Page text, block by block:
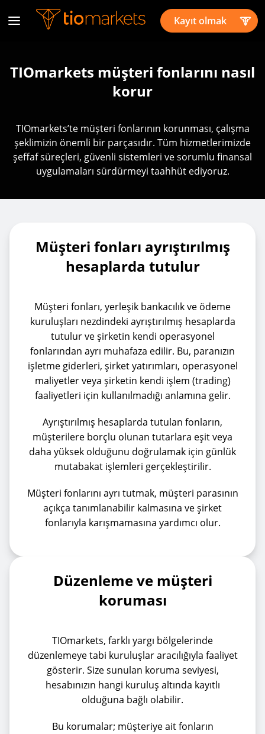
Kayıt olmak
TIOmarkets müşteri fonlarını nasıl
korur
TIOmarkets’te müşteri fonlarının korunması, çalışma
şeklimizin önemli bir parçasıdır. Tüm hizmetlerimizde
şeffaf süreçleri, güvenli sistemleri ve sorumlu finansal
uygulamaları sürdürmeyi taahhüt ediyoruz.
Müşteri fonları ayrıştırılmış
hesaplarda tutulur
Müşteri fonları, yerleşik bankacılık ve ödeme
kuruluşları nezdindeki ayrıştırılmış hesaplarda
tutulur ve şirketin kendi operasyonel
fonlarından ayrı muhafaza edilir. Bu, paranızın
işletme giderleri, şirket yatırımları, operasyonel
maliyetler veya şirketin kendi işlem (trading)
faaliyetleri için kullanılmadığı anlamına gelir.
Ayrıştırılmış hesaplarda tutulan fonların,
müşterilere borçlu olunan tutarlara eşit veya
daha yüksek olduğunu doğrulamak için günlük
mutabakat işlemleri gerçekleştirilir.
Müşteri fonlarını ayrı tutmak, müşteri parasının
açıkça tanımlanabilir kalmasına ve şirket
fonlarıyla karışmamasına yardımcı olur.
Düzenleme ve müşteri
koruması
TIOmarkets, farklı yargı bölgelerinde
düzenlemeye tabi kuruluşlar aracılığıyla faaliyet
gösterir. Size sunulan koruma seviyesi,
hesabınızın hangi kuruluş altında kayıtlı
olduğuna bağlı olabilir.
Bu korumalar; müşteriye ait fonların